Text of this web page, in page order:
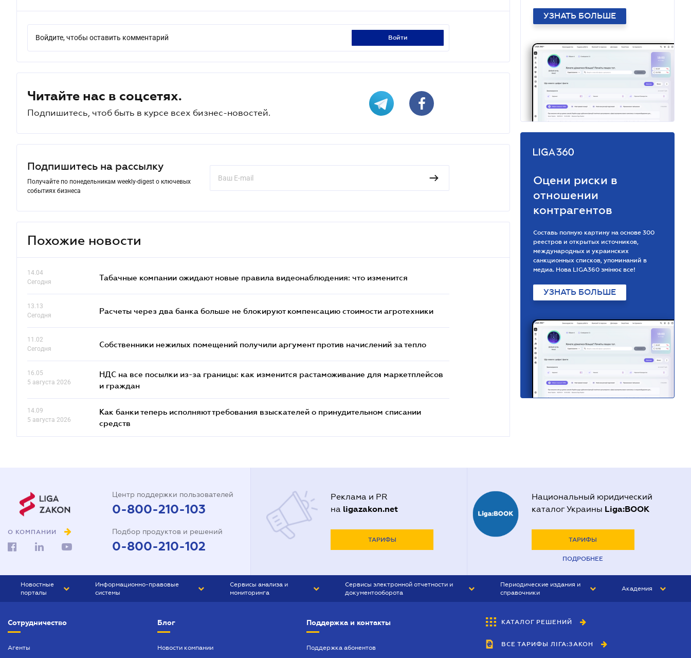
Войдите, чтобы оставить комментарий войти
Читайте нас в соцсетях.
Подпишитесь, чтоб быть в курсе всех бизнес-новостей.
Подпишитесь на рассылку
Получайте по понедельникам weekly-digest о ключевых
событиях бизнеса
Похожие новости
14.04
Сегодня
Табачные компании ожидают новые правила видеонаблюдения: что изменится
13.13
Сегодня
Расчеты через два банка больше не блокируют компенсацию стоимости агротехники
11.02
Сегодня
Собственники нежилых помещений получили аргумент против начислений за тепло
16.05
5 августа 2026
НДС на все посылки из-за границы: как изменится растаможивание для маркетплейсов
и граждан
14.09
5 августа 2026
Как банки теперь исполняют требования взыскателей о принудительном списании
средств
УЗНАТЬ БОЛЬШЕ
Оцени риски в
отношении
контрагентов
Составь полную картину на основе 300
реестров и открытых источников,
международных и украинских
санкционных списков, упоминаний в
медиа. Нова LIGA360 змінює все!
УЗНАТЬ БОЛЬШЕ
О КОМПАНИИ
Центр поддержки пользователей
0-800-210-103
Подбор продуктов и решений
0-800-210-102
Реклама и PR
на ligazakon.net
ТАРИФЫ
Национальный юридический
каталог Украины Liga:BOOK
ТАРИФЫ
ПОДРОБНЕЕ
Новостные
порталы
БИЗНЕС
Информационно-правовые
системы
Сервисы анализа и
мониторинга
Сервисы электронной отчетности и
документооборота
Периодические издания и
справочники
БУХГАЛТЕР&ЗАКОН
ВЕСТНИК МСФО
Академия
Сотрудничество
Агенты
Блог
Новости компании
Поддержка и контакты
Поддержка абонентов
КАТАЛОГ РЕШЕНИЙ
ВСЕ ТАРИФЫ ЛІГА:ЗАКОН